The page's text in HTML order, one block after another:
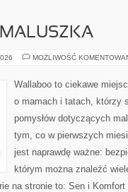
MOŻLIWOŚĆ
Wallaboo to ciekawe
o mamach i tatach, którzy
pomysłów dotyczących
tym, co w pierwszych
jest naprawdę ważne:
którym można znaleźć
na stronie to: Sen i